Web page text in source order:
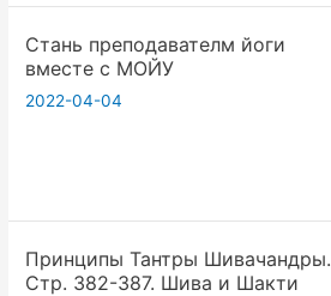
Стань преподавателм йоги
вместе с МОЙУ
2022-04-04
Принципы Тантры Шивачандры.
Стр. 382-387. Шива и Шакти